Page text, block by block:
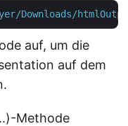
Downloads/
auf, um die
auf dem
Methode